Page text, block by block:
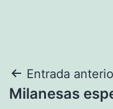
Entrada
Milanesas